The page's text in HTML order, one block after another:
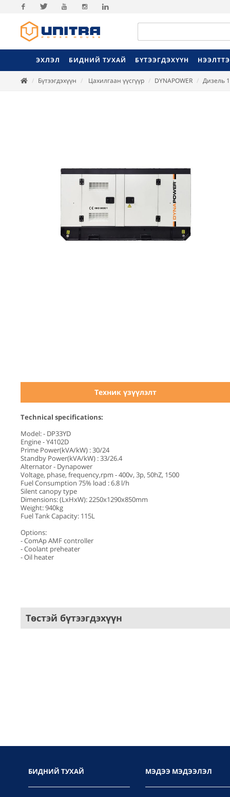
Facebook
ЭХЛЭЛ БИДНИЙ ТУХАЙ БҮТЭЭГДЭХҮҮН
Бүтээгдэхүүн Цахилгаан үүсгүүр DYNAPOWER Дизель
Техник үзүүлэлт
Technical specifications:
Model: - DP33YD
Engine - Y4102D
Prime Power(kVA/kW) : 30/24
Standby Power(kVA/kW) : 33/26.4
Alternator - Dynapower
Voltage, phase, frequency,rpm - 400v, 3p, 50hZ, 1500
Fuel Consumption 75% load : 6.8 l/h
Silent canopy type
Dimensions: (LxHxW): 2250х1290х850mm
Weight: 940kg
Fuel Tank Capacity: 115L
Options:
- ComAp AMF controller
- Coolant preheater
- Oil heater
Төстэй бүтээгдэхүүн
БИДНИЙ ТУХАЙ МЭДЭЭ МЭДЭЭЛЭЛ